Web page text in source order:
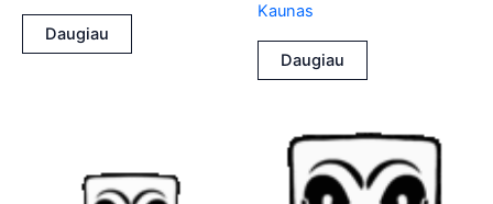
Daugiau
Kaunas
Daugiau